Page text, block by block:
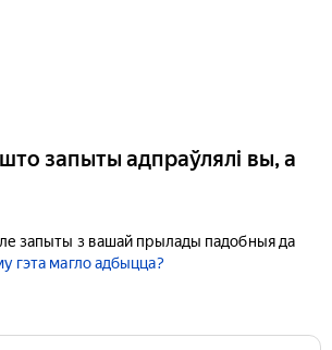
запыты адпраўлялі вы, а
запыты з вашай прылады падобныя да
гэта магло адбыцца?